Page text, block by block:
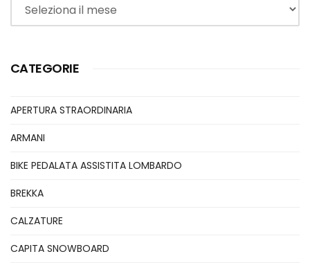
CATEGORIE
APERTURA STRAORDINARIA
ARMANI
BIKE PEDALATA ASSISTITA LOMBARDO
BREKKA
CALZATURE
CAPITA SNOWBOARD